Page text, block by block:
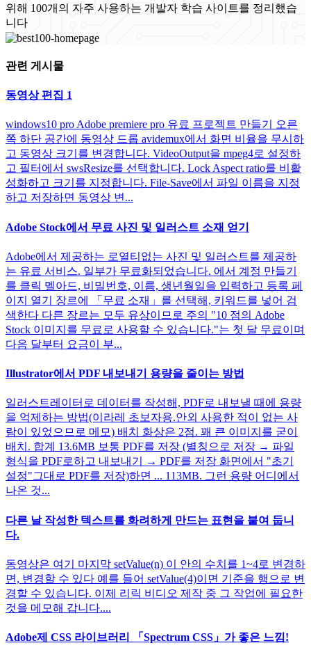
위해 100개의 자주 사용하는 개발자 학습 사이트를 정리했습
니다
관련 게시물
동영상 편집 1
windows10 pro Adobe premiere pro 유료 프로젝트 만들기 오른
쪽 하단 공간에 동영상 드롭 avidemux에서 화면 비율을 무시하
고 동영상 크기를 변경합니다. VideoOutput을 mpeg4로 설정하
고 필터에서 swsResize를 선택합니다. Lock Aspect ratio를 비활
성화하고 크기를 지정합니다. File-Save에서 파일 이름을 지정
하고 저장하면 동영상 변...
Adobe Stock에서 무료 사진 및 일러스트 소재 얻기
Adobe에서 제공하는 로열티없는 사진 및 일러스트를 제공하
는 유료 서비스. 일부가 무료화되었습니다. 에서 계정 만들기
를 클릭 멜아드, 비밀번호, 이름, 생년월일을 입력하고 등록 페
이지 열기 장르에 「무료 소재」를 선택해, 키워드를 넣어 검
색한다 다른 장르는 모두 유상이므로 주의 "10 점의 Adobe
Stock 이미지를 무료로 사용할 수 있습니다."는 첫 달 무료이며
다음 달부터 요금이 부...
Illustrator에서 PDF 내보내기 용량을 줄이는 방법
일러스트레이터로 데이터를 작성해, PDF로 내보낼 때에 용량
을 억제하는 방법(이라레 초보자용.안외 사용한 적이 없는 사
람이 있었으므로 메모) 배치 화상은 2점. 꽤 큰 이미지를 굳이
배치. 합계 13.6MB 보통 PDF를 저장 (별칭으로 저장 → 파일
형식을 PDF로하고 내보내기 → PDF를 저장 화면에서 "초기
설정"그대로 PDF를 저장)하면 ... 113MB. 그런 용량 어디에서
나온 것...
다른 날 작성한 텍스트를 화려하게 만드는 표현을 붙여 둡니
다.
동영상은 여기 마지막 setValue(n) 이 안의 수치를 1~4로 변경하
면, 변경할 수 있다 예를 들어 setValue(4)이면 기준을 행으로 변
경할 수 있습니다. 이제 리릭 비디오 제작 중 그 작업에 필요한
것을 메모해 갑니다....
Adobe제 CSS 라이브러리 「Spectrum CSS」가 좋은 느낌!